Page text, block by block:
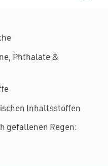
Phthalate &
Inhaltsstoffen
gefallenen Regen: